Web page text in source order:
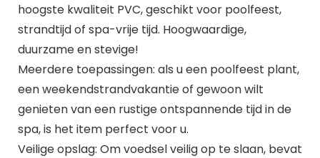
hoogste kwaliteit PVC, geschikt voor poolfeest,
strandtijd of spa-vrije tijd. Hoogwaardige,
duurzame en stevige!
Meerdere toepassingen: als u een poolfeest plant,
een weekendstrandvakantie of gewoon wilt
genieten van een rustige ontspannende tijd in de
spa, is het item perfect voor u.
Veilige opslag: Om voedsel veilig op te slaan, bevat